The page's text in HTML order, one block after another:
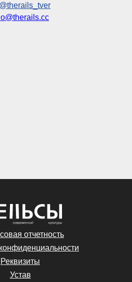
@therails_tver
отчетность
Реквизиты
Устав